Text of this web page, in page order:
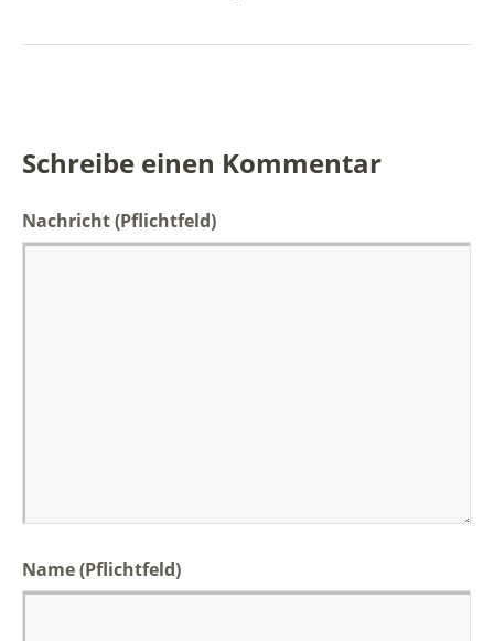
Schreibe einen Kommentar
Nachricht(Pflichtfeld)
Name (Pflichtfeld)